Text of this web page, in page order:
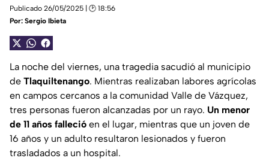
Publicado 26/05/2025 | 🕑 18:56
Por: Sergio Ibieta
La noche del viernes, una tragedia sacudió al municipio
de Tlaquiltenango. Mientras realizaban labores agrícolas
en campos cercanos a la comunidad Valle de Vázquez,
tres personas fueron alcanzadas por un rayo. Un menor
de 11 años falleció en el lugar, mientras que un joven de
16 años y un adulto resultaron lesionados y fueron
trasladados a un hospital.